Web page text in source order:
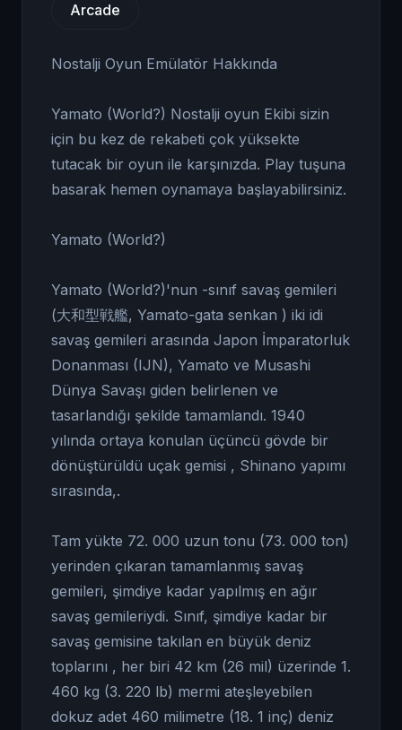
Arcade
Nostalji Oyun Emülatör Hakkında
Yamato (World?) Nostalji oyun Ekibi sizin
için bu kez de rekabeti çok yüksekte
tutacak bir oyun ile karşınızda. Play tuşuna
basarak hemen oynamaya başlayabilirsiniz.
Yamato (World?)
Yamato (World?)'nun -sınıf savaş gemileri
(大和型戦艦, Yamato-gata senkan ) iki idi
savaş gemileri arasında Japon İmparatorluk
Donanması (IJN), Yamato ve Musashi
Dünya Savaşı giden belirlenen ve
tasarlandığı şekilde tamamlandı. 1940
yılında ortaya konulan üçüncü gövde bir
dönüştürüldü uçak gemisi , Shinano yapımı
sırasında,.
Tam yükte 72. 000 uzun tonu (73. 000 ton)
yerinden çıkaran tamamlanmış savaş
gemileri, şimdiye kadar yapılmış en ağır
savaş gemileriydi. Sınıf, şimdiye kadar bir
savaş gemisine takılan en büyük deniz
toplarını , her biri 42 km (26 mil) üzerinde 1.
460 kg (3. 220 lb) mermi ateşleyebilen
dokuz adet 460 milimetre (18. 1 inç) deniz